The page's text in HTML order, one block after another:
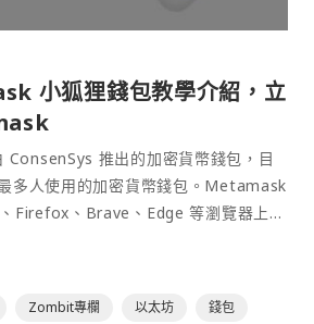
小狐狸錢包教學介紹，立
推出的加密貨幣錢包，目
多人使用的加密貨幣錢包。Metamask
Firefox、Brave、Edge 等瀏覽器上作
功能且使用上非常方便。
Zombit專欄 以太坊 錢包